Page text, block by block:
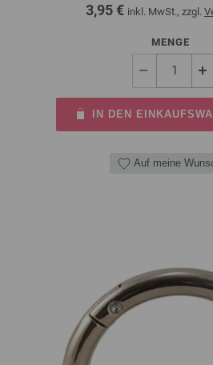
3,95 € inkl. MwSt., zzgl.
MENGE
IN DEN
Auf meine